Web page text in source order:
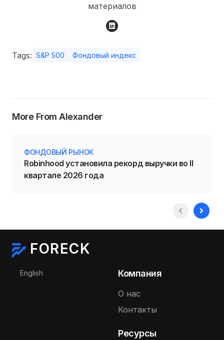
материалов
Tags: S&P 500 Фондовый индекс
More From Alexander
ФОНДОВЫЙ РЫНОК
Robinhood установила рекорд выручки во II
квартале 2026 года
FORECK
Выберите язык
English Компания
О нас
Контакты
Ресурсы